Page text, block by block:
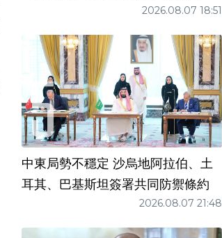
2026.08.07 18:51
中東局勢不穩定 沙烏地阿拉伯、土
耳其、巴基斯坦簽署共同防禦條約
2026.08.07 21:48